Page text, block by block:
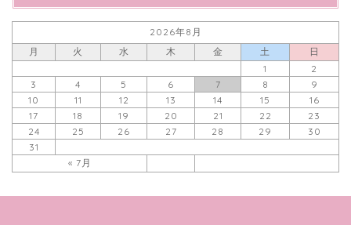
2026年8月
月
火 水 木 金 土 日
« 7月
1
2
3
4 5 6 7 8
9
10
11 12 13 14 15
16
17
18 19 20 21 22
23
24
25 26 27 28 29
30
31